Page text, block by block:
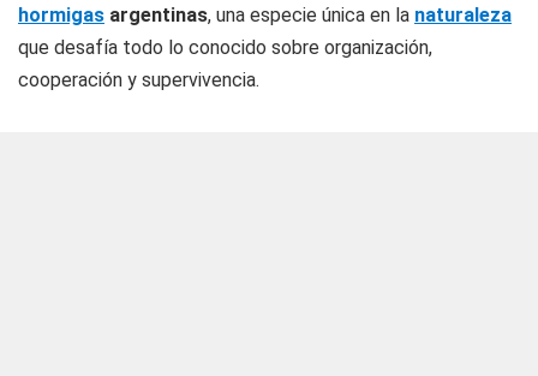
hormigas argentinas, una especie única en la naturaleza
que desafía todo lo conocido sobre organización,
cooperación y supervivencia.